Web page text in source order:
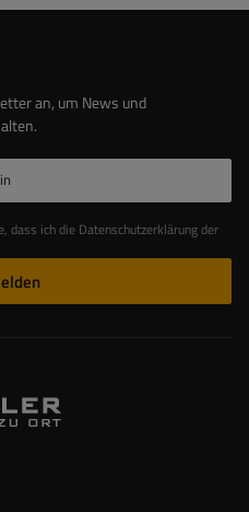
an, um News und
der Website zur Kenntnis genommen habe